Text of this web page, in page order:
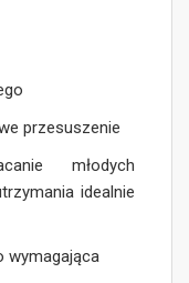
przesuszenie
młodych
idealnie
wymagająca